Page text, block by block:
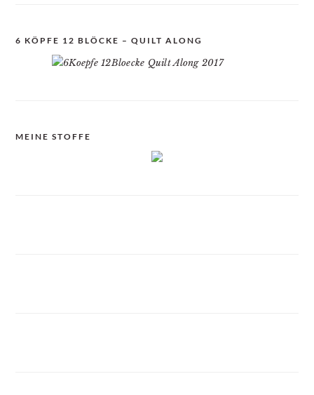
6 KÖPFE 12 BLÖCKE – QUILT ALONG
MEINE STOFFE